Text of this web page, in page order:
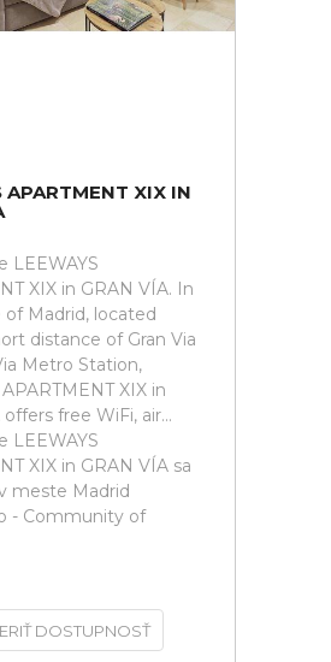
APARTMENT XIX IN
LEEWAYS
XIX in GRAN VÍA. In
Madrid, located
distance of Gran Via
Metro Station,
XIX in
free WiFi, air...
LEEWAYS
XIX in GRAN VÍA sa
meste Madrid
- Community of
DOSTUPNOSŤ